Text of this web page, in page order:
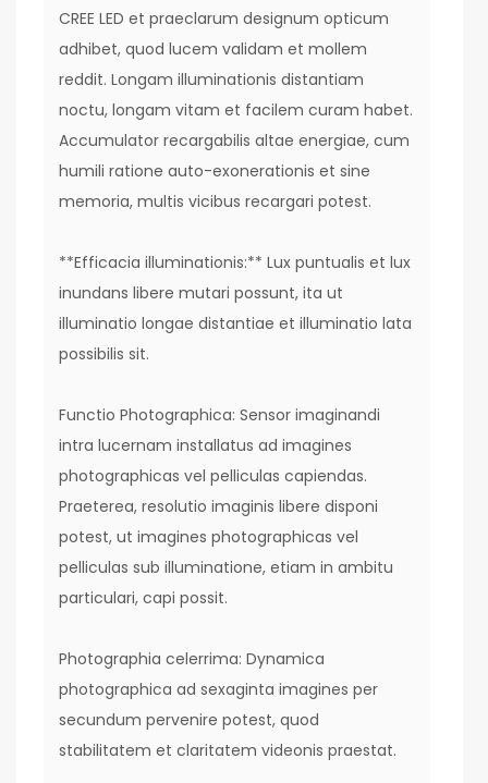
CREE LED et praeclarum designum opticum
adhibet, quod lucem validam et mollem
reddit. Longam illuminationis distantiam
noctu, longam vitam et facilem curam habet.
Accumulator recargabilis altae energiae, cum
humili ratione auto-exonerationis et sine
memoria, multis vicibus recargari potest.
**Efficacia illuminationis:** Lux puntualis et lux
inundans libere mutari possunt, ita ut
illuminatio longae distantiae et illuminatio lata
possibilis sit.
Functio Photographica: Sensor imaginandi
intra lucernam installatus ad imagines
photographicas vel pelliculas capiendas.
Praeterea, resolutio imaginis libere disponi
potest, ut imagines photographicas vel
pelliculas sub illuminatione, etiam in ambitu
particulari, capi possit.
Photographia celerrima: Dynamica
photographica ad sexaginta imagines per
secundum pervenire potest, quod
stabilitatem et claritatem videonis praestat.